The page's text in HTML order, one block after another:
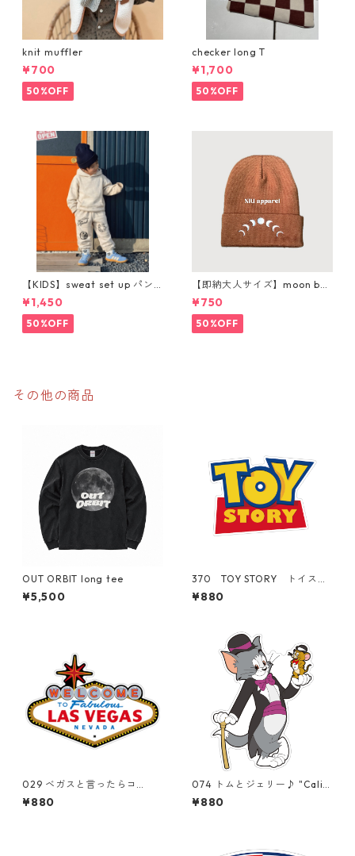
knit muffler
¥700
50%OFF
checker long T
¥1,700
50%OFF
【KIDS】sweat set up パン
ツ購入ページ
¥1,450
50%OFF
【即納大人サイズ】moon bea
nie
¥750
50%OFF
その他の商品
OUT ORBIT long tee
¥5,500
370 TOY STORY トイスト
ーリー "California Market
Center" アメリカンステッカ
¥880
029 ベガスと言ったらコ
レ。"California Market Cent
er" アメリカンステッカー
¥880
074 トムとジェリー♪ "Calif
ornia Market Center" アメ
リカンステッカー スーツケ
¥880